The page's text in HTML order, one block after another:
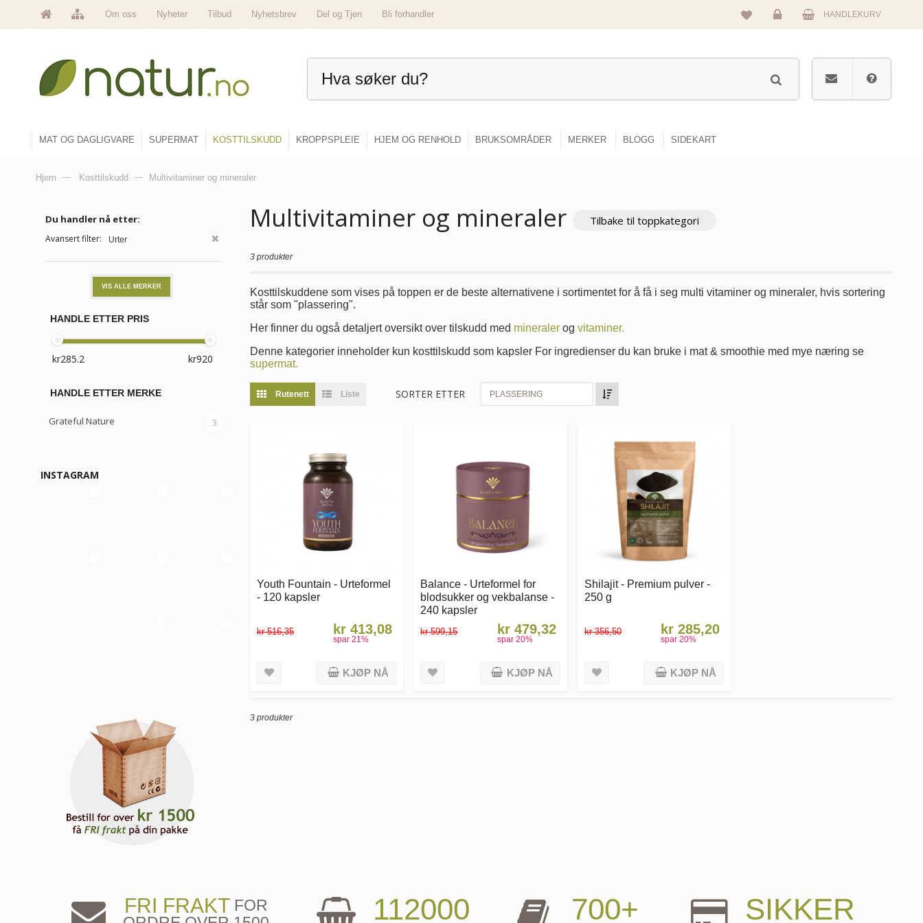
Om oss Nyheter Tilbud Nyhetsbrev Del og Tjen
Bli forhandler
Logg
HANDLEKURV
MAT OG DAGLIGVARE SUPERMAT KOSTTILSKUDD KROPPSPLEIE HJEM OG RENHOLD BRUKSOMRÅDER MERKER BLOGG SIDEKART
Hjem — Kosttilskudd — Multivitaminer og mineraler
Multivitaminer og mineraler Tilbake til toppkategori
3 produkter
Kosttilskuddene som vises på toppen er de beste alternativene i sortimentet for å få i seg multi vitaminer og mineraler, hvis sortering
står som "plassering".
Her finner du også detaljert oversikt over tilskudd med mineraler og vitaminer.
Denne kategorier inneholder kun kosttilskudd som kapsler For ingredienser du kan bruke i mat & smoothie med mye næring se
supermat.
Rutenett Liste SORTER ETTER PLASSERING
Youth Fountain - Urteformel
- 120 kapsler
kr 516,35 kr 413,08
spar21%
KJØP NÅ
Balance - Urteformel for
blodsukker og vekbalanse -
240 kapsler
kr 599,15 kr 479,32
spar 20%
KJØP NÅ
Shilajit - Premium pulver -
250 g
kr 356,50 kr 285,20
spar20%
KJØP NÅ
3 produkter
Du handler nå etter:
Avansert filter: Urter
VIS ALLE MERKER
HANDLE ETTER PRIS
HANDLE ETTER MERKE
Grateful Nature 3
INSTAGRAM
FRI FRAKT FOR
112000 700+ SIKKER